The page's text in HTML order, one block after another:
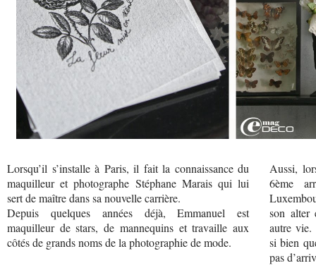
Lorsqu’il s’installe à Paris, il fait la connaissance du
maquilleur et photographe Stéphane Marais qui lui
sert de maître dans sa nouvelle carrière.
Depuis quelques années déjà, Emmanuel est
maquilleur de stars, de mannequins et travaille aux
côtés de grands noms de la photographie de mode.
Aussi,
6ème
son alter
autre vie.
si bien
pas